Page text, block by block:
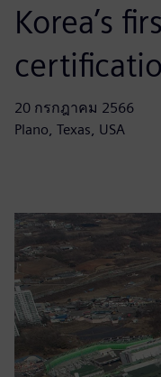
Korea’s
20 กรกฎาคม 2566
Plano, Texas, USA